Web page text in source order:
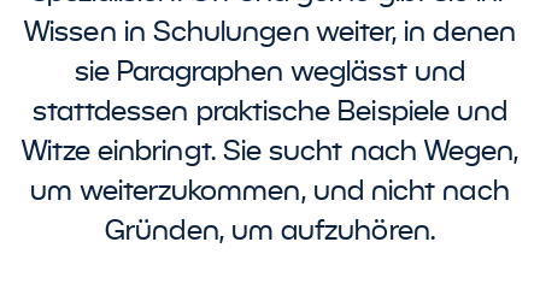
Wissen in Schulungen weiter, in denen
sie Paragraphen weglässt und
stattdessen praktische Beispiele und
Witze einbringt. Sie sucht nach Wegen,
um weiterzukommen, und nicht nach
Gründen, um aufzuhören.